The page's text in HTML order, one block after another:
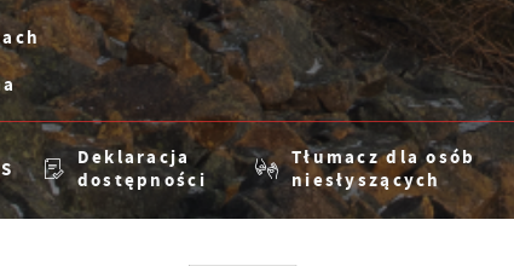
Deklaracja
dostępności
Tłumacz dla osób
niesłyszących